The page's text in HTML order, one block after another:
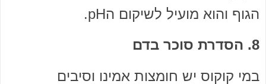
הגוף והוא מועיל לשיקום הpH.
8. הסדרת סוכר בדם
במי קוקוס יש חומצות אמינו וסיבים